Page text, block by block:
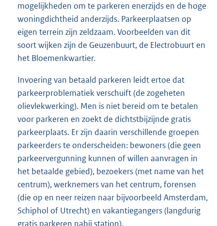
mogelijkheden om te parkeren enerzijds en de hoge
woningdichtheid anderzijds. Parkeerplaatsen op
eigen terrein zijn zeldzaam. Voorbeelden van dit
soort wijken zijn de Geuzenbuurt, de Electrobuurt en
het Bloemenkwartier.
Invoering van betaald parkeren leidt ertoe dat
parkeerproblematiek verschuift (de zogeheten
olievlekwerking). Men is niet bereid om te betalen
voor parkeren en zoekt de dichtstbijzijnde gratis
parkeerplaats. Er zijn daarin verschillende groepen
parkeerders te onderscheiden: bewoners (die geen
parkeervergunning kunnen of willen aanvragen in
het betaalde gebied), bezoekers (met name van het
centrum), werknemers van het centrum, forensen
(die op en neer reizen naar bijvoorbeeld Amsterdam,
Schiphol of Utrecht) en vakantiegangers (langdurig
gratis parkeren nabij station).